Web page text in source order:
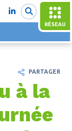
RÉSEAU
à la
PARTAGER